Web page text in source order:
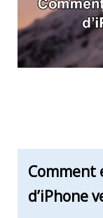
Comment
d’iPhone